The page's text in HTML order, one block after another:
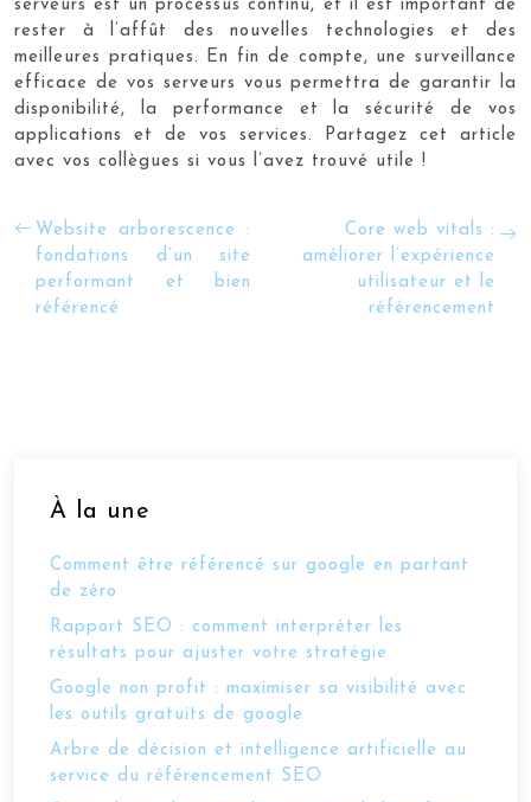
serveurs est un processus continu, et il est important de
rester à l’affût des nouvelles technologies et des
meilleures pratiques. En fin de compte, une surveillance
efficace de vos serveurs vous permettra de garantir la
disponibilité, la performance et la sécurité de vos
applications et de vos services. Partagez cet article
avec vos collègues si vous l’avez trouvé utile !
Website arborescence :
fondations d’un site
performant et bien
référencé
Core web vitals :
améliorer l’expérience
utilisateur et le
référencement
À la une
Comment être référencé sur google en partant
de zéro
Rapport SEO : comment interpréter les
résultats pour ajuster votre stratégie
Google non profit : maximiser sa visibilité avec
les outils gratuits de google
Arbre de décision et intelligence artificielle au
service du référencement SEO